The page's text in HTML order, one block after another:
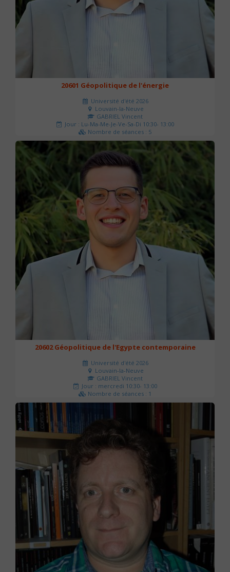
20601 Géopolitique de l'énergie
Université d'été 2026
Louvain-la-Neuve
GABRIEL Vincent
Jour : Lu-Ma-Me-Je-Ve-Sa-Di 10:30- 13:00
Nombre de séances : 5
120 €
20602 Géopolitique de l'Egypte contemporaine
Université d'été 2026
Louvain-la-Neuve
GABRIEL Vincent
Jour : mercredi 10:30- 13:00
Nombre de séances : 1
21 €